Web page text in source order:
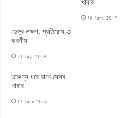
ডেঙ্গুর লক্ষণ, প্রতিরোধ ও
করণীয়
31 July 2019
খাবার
16 June 2015
তারুণ্য ধরে রাখে যেসব
খাবার
12 June 2015